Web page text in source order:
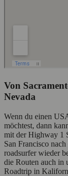
Von
Nevada
Wenn du einen
möchtest, dann
mit der Highway 1
San Francisco
roadsurfer wieder
die Routen auch in
Roadtrip in